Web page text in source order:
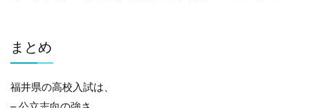
まとめ
福井県の高校入試は、